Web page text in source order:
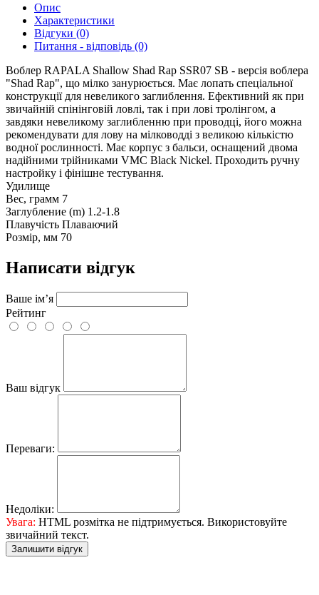
Опис
Характеристики
Відгуки (0)
Питання - відповідь (0)
Воблер RAPALA Shallow Shad Rap SSR07 SB - версія воблера
"Shad Rap", що мілко занурюється. Має лопать спеціальної
конструкції для невеликого заглиблення. Ефективний як при
звичайній спінінговій ловлі, так і при лові тролінгом, а
завдяки невеликому заглибленню при проводці, його можна
рекомендувати для лову на мілководді з великою кількістю
водної рослинності. Має корпус з бальси, оснащений двома
надійними трійниками VMC Black Nickel. Проходить ручну
настройку і фінішне тестування.
Удилище
Вес, грамм 7
Заглубление (m) 1.2-1.8
Плавучість Плаваючий
Розмір, мм 70
Написати відгук
Ваше ім’я
Рейтинг
Ваш відгук
Переваги:
Недоліки:
Увага: HTML розмітка не підтримується. Використовуйте
звичайний текст.
Залишити відгук